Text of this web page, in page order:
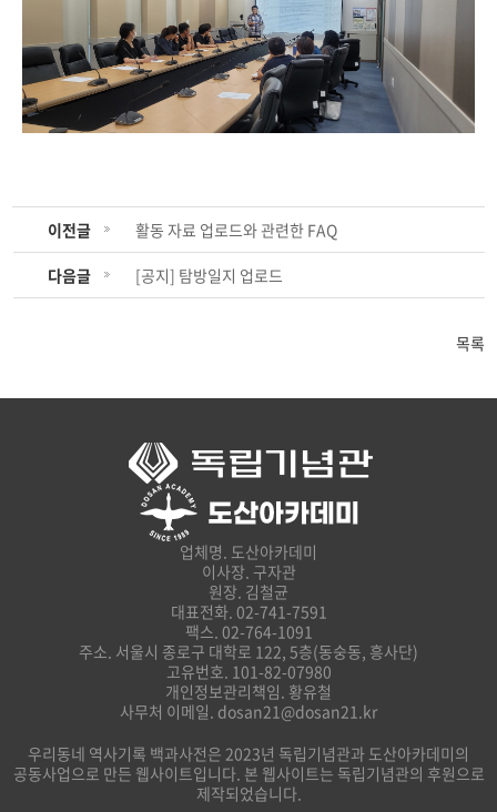
이전글 활동 자료 업로드와 관련한 FAQ
다음글 [공지] 탐방일지 업로드
목록
업체명. 도산아카데미
이사장. 구자관
원장. 김철균
대표전화. 02-741-7591
팩스. 02-764-1091
주소. 서울시 종로구 대학로 122, 5층(동숭동, 흥사단)
고유번호. 101-82-07980
개인정보관리책임. 황유철
사무처 이메일. dosan21@dosan21.kr
우리동네 역사기록 백과사전은 2023년 독립기념관과 도산아카데미의
공동사업으로 만든 웹사이트입니다. 본 웹사이트는 독립기념관의 후원으로
제작되었습니다.